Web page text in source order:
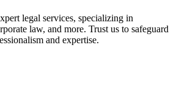
legal services, specializing in
law, and more. Trust us to safeguard
and expertise.